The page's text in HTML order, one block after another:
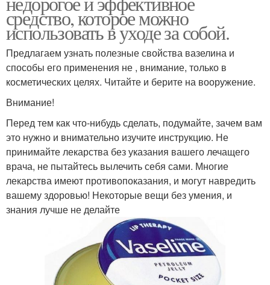
средство, которое можно
использовать в уходе за собой.
Предлагаем узнать полезные свойства вазелина и
способы его применения не , внимание, только в
косметических целях. Читайте и берите на вооружение.
Внимание!
Перед тем как что-нибудь сделать, подумайте, зачем вам
это нужно и внимательно изучите инструкцию. Не
принимайте лекарства без указания вашего лечащего
врача, не пытайтесь вылечить себя сами. Многие
лекарства имеют противопоказания, и могут навредить
вашему здоровью! Некоторые вещи без умения, и
знания лучше не делайте